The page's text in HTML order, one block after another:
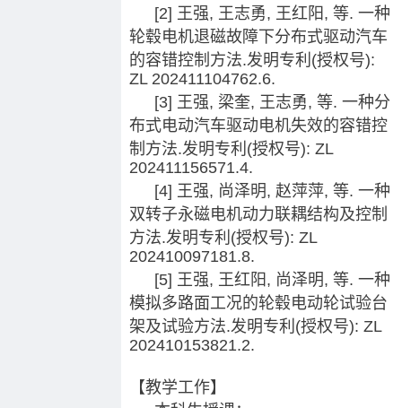
[2] 王强, 王志勇, 王红阳, 等. 一种
轮毂电机退磁故障下分布式驱动汽车
的容错控制方法.发明专利(授权号):
ZL 202411104762.6.
[3] 王强, 梁奎, 王志勇, 等. 一种分
布式电动汽车驱动电机失效的容错控
制方法.发明专利(授权号): ZL
202411156571.4.
[4] 王强, 尚泽明, 赵萍萍, 等. 一种
双转子永磁电机动力联耦结构及控制
方法.发明专利(授权号): ZL
202410097181.8.
[5] 王强, 王红阳, 尚泽明, 等. 一种
模拟多路面工况的轮毂电动轮试验台
架及试验方法.发明专利(授权号): ZL
202410153821.2.
【教学工作】